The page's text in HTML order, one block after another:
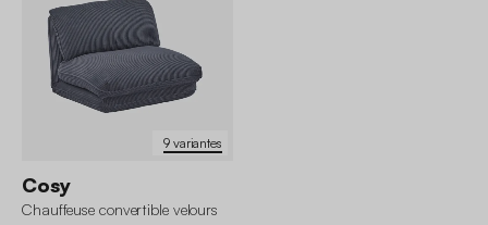
9 variantes
Cosy
Chauffeuse convertible velours